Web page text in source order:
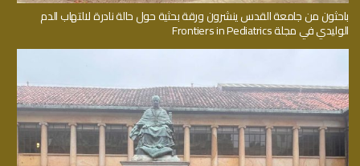
باحثون من جامعة القدس ينشرون ورقة بحثية حول حالة نادرة لالتهاب الدم
الوليدي في مجلة Frontiers in Pediatrics